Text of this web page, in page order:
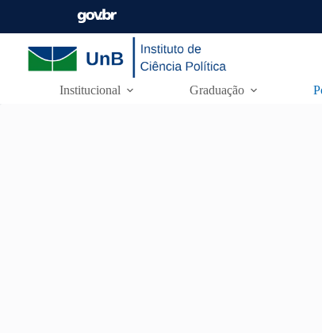
Institucional Graduação